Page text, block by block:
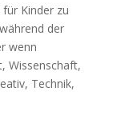
Kinder zu
der
wenn
Wissenschaft,
Technik,